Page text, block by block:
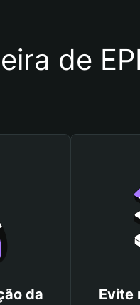
de
da
Evite